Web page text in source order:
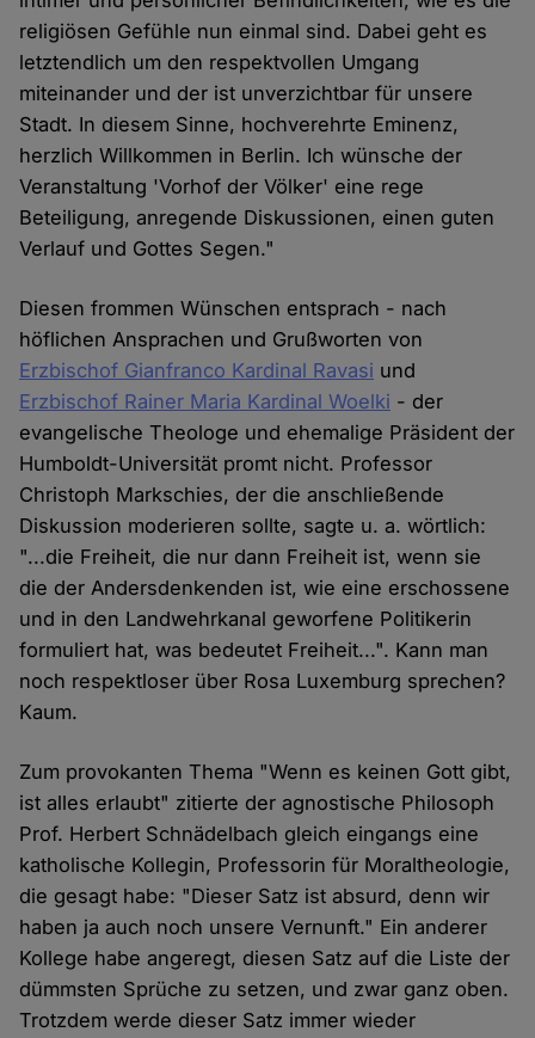
religiösen Gefühle nun einmal sind. Dabei geht es
letztendlich um den respektvollen Umgang
miteinander und der ist unverzichtbar für unsere
Stadt. In diesem Sinne, hochverehrte Eminenz,
herzlich Willkommen in Berlin. Ich wünsche der
Veranstaltung 'Vorhof der Völker' eine rege
Beteiligung, anregende Diskussionen, einen guten
Verlauf und Gottes Segen."
Diesen frommen Wünschen entsprach - nach
höflichen Ansprachen und Grußworten von
Erzbischof Gianfranco Kardinal Ravasi und
Erzbischof Rainer Maria Kardinal Woelki - der
evangelische Theologe und ehemalige Präsident der
Humboldt-Universität promt nicht. Professor
Christoph Markschies, der die anschließende
Diskussion moderieren sollte, sagte u. a. wörtlich:
"...die Freiheit, die nur dann Freiheit ist, wenn sie
die der Andersdenkenden ist, wie eine erschossene
und in den Landwehrkanal geworfene Politikerin
formuliert hat, was bedeutet Freiheit...". Kann man
noch respektloser über Rosa Luxemburg sprechen?
Kaum.
Zum provokanten Thema "Wenn es keinen Gott gibt,
ist alles erlaubt" zitierte der agnostische Philosoph
Prof. Herbert Schnädelbach gleich eingangs eine
katholische Kollegin, Professorin für Moraltheologie,
die gesagt habe: "Dieser Satz ist absurd, denn wir
haben ja auch noch unsere Vernunft." Ein anderer
Kollege habe angeregt, diesen Satz auf die Liste der
dümmsten Sprüche zu setzen, und zwar ganz oben.
Trotzdem werde dieser Satz immer wieder